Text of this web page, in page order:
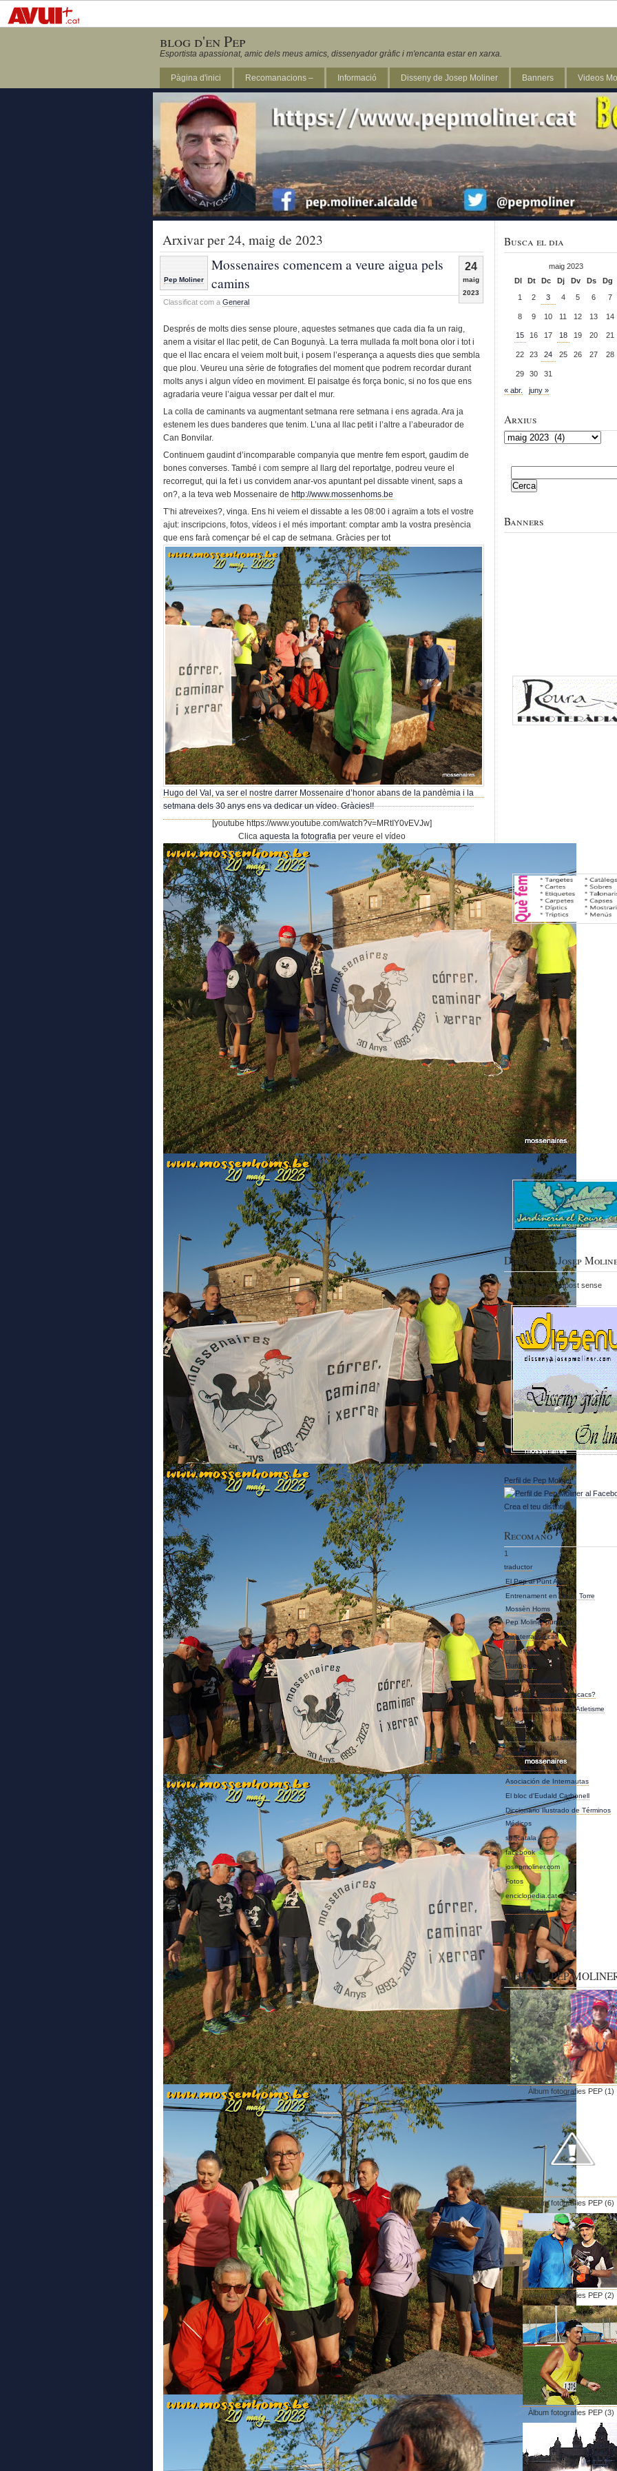
blog d'en Pep
Esportista apassionat, amic dels meus amics, dissenyador gràfic i m'encanta estar en xarxa.
Pàgina d'inici Recomanacions – Informació Disseny de Josep Moliner Banners Videos
Revista Marathon 295
Arxivar per 24, maig de 2023
24
maig
2023
Pep Moliner
Mossenaires comencem a veure aigua pels
camins
Classificat com a General
Després de molts dies sense ploure, aquestes setmanes que cada dia fa un raig,
anem a visitar el llac petit, de Can Bogunyà. La terra mullada fa molt bona olor i tot i
que el llac encara el veiem molt buit, i posem l’esperança a aquests dies que sembla
que plou. Veureu una sèrie de fotografies del moment que podrem recordar durant
molts anys i algun vídeo en moviment. El paisatge és força bonic, si no fos que ens
agradaria veure l’aigua vessar per dalt el mur.
La colla de caminants va augmentant setmana rere setmana i ens agrada. Ara ja
estenem les dues banderes que tenim. L’una al llac petit i l’altre a l’abeurador de
Can Bonvilar.
Continuem gaudint d’incomparable companyia que mentre fem esport, gaudim de
bones converses. També i com sempre al llarg del reportatge, podreu veure el
recorregut, qui la fet i us convidem anar-vos apuntant pel dissabte vinent, saps a
on?, a la teva web Mossenaire de http://www.mossenhoms.be
T’hi atreveixes?, vinga. Ens hi veiem el dissabte a les 08:00 i agraïm a tots el vostre
ajut: inscripcions, fotos, vídeos i el més important: comptar amb la vostra presència
que ens farà començar bé el cap de setmana. Gràcies per tot
Hugo del Val, va ser el nostre darrer Mossenaire d’honor abans de la pandèmia i la
setmana dels 30 anys ens va dedicar un vídeo. Gràcies!!
[youtube https://www.youtube.com/watch?v=MRtIY0vEVJw]
Clica aquesta la fotografiaper veure el vídeo
Busca el dia
maig 2023
Dl
Dt Dc Dj Dv Ds
Dg
1
2 3 4 5 6 7
8 9 10 11 12 13 14
15 16 17 18 19 20 21
22 23 24 25 26 27 28
29 30
31
« abr.
juny »
Arxius
Arxius
Banners
Disseny de Josep
Demana pressupost sense
compromís
Perfil de Pep Moliner
Crea el teu distintiu
Recomano
1
traductor
El Pep al Punt Avui
Entrenament en Grup, Torre
Mossèn Homs
Pep Moliner punt cat
mitjaterrassa.cat
cursesweb
Runnedia
terrassadigital.cat
Vols jugar amb mi a escacs?
Federació Catalana d'Atletisme
3cat24
Enciclopèdia Catalana
Catalunya Ràdio
Championchip.cat
Asociación de Internautas
El bloc d'Eudald Carbonell
Diccionario Ilustrado de Términos
Médicos
softcatala
facebook
josepmoliner.com
Fotos
enciclopedia.cat
Atletisme.cat
ALBUMS PEP
Àlbum fotografies PEP (1)
Àlbum fotografies PEP (6)
Àlbum fotografies PEP (2)
Àlbum fotografies PEP (3)